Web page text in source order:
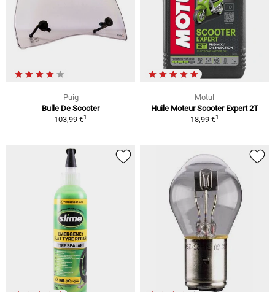
Puig
Bulle De Scooter
103,99 €1
Motul
Huile Moteur Scooter Expert 2T
18,99 €1